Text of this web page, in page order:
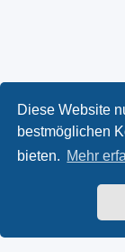
Diese Website
bestmöglichen
bieten. Mehr